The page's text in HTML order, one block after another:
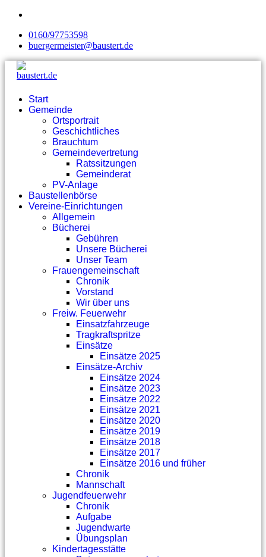
0160/97753598
buergermeister@baustert.de
Start
Gemeinde
Ortsportrait
Geschichtliches
Brauchtum
Gemeindevertretung
Ratssitzungen
Gemeinderat
PV-Anlage
Baustellenbörse
Vereine-Einrichtungen
Allgemein
Bücherei
Gebühren
Unsere Bücherei
Unser Team
Frauengemeinschaft
Chronik
Vorstand
Wir über uns
Freiw. Feuerwehr
Einsatzfahrzeuge
Tragkraftspritze
Einsätze
Einsätze 2025
Einsätze-Archiv
Einsätze 2024
Einsätze 2023
Einsätze 2022
Einsätze 2021
Einsätze 2020
Einsätze 2019
Einsätze 2018
Einsätze 2017
Einsätze 2016 und früher
Chronik
Mannschaft
Jugendfeuerwehr
Chronik
Aufgabe
Jugendwarte
Übungsplan
Kindertagesstätte